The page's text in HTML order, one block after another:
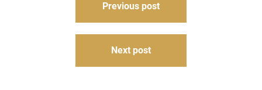
Previous post
Next post